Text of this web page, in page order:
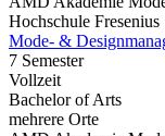
Hochschule Fresenius
Mode- &
7 Semester
Vollzeit
Bachelor of Arts
mehrere Orte